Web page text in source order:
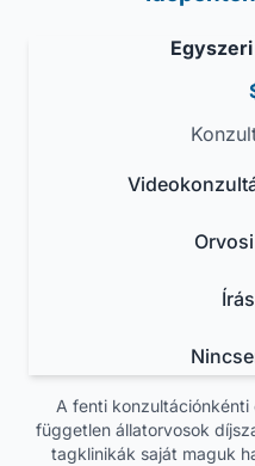
A fenti
független állatorvosok
tagklinikák saját maguk